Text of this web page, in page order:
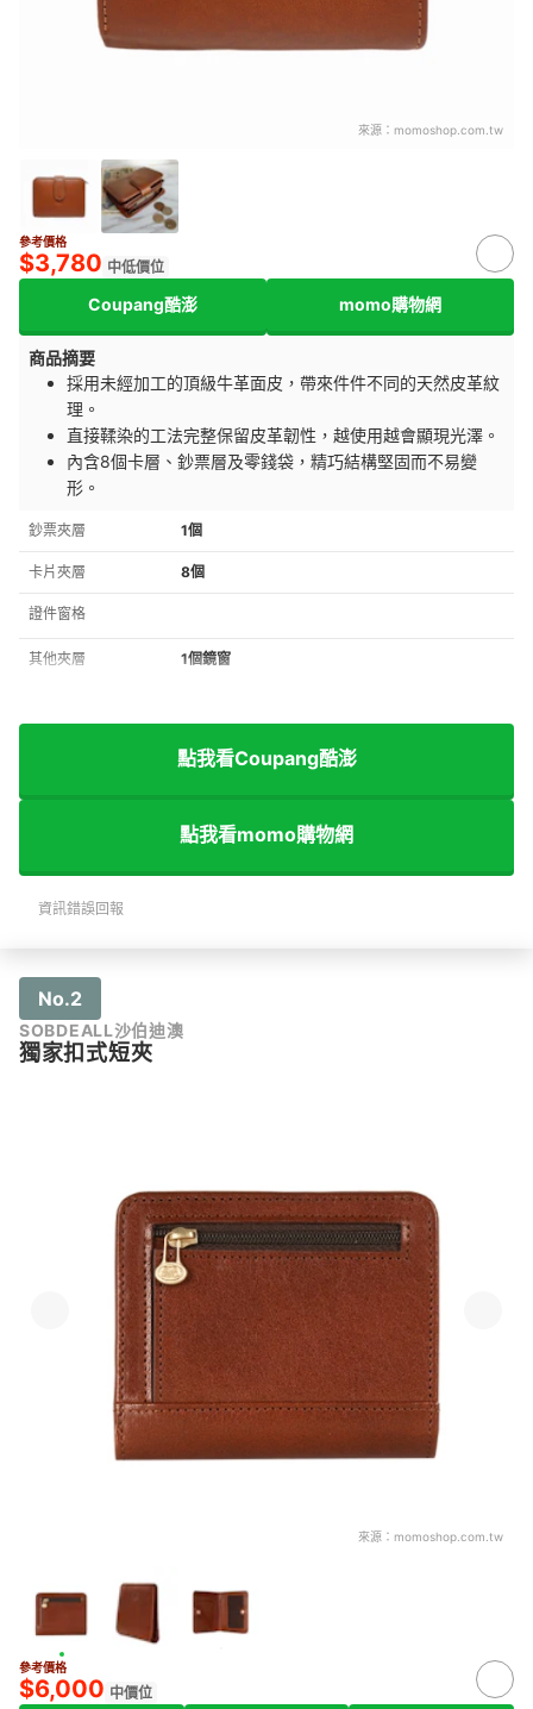
來源： momoshop.com.tw
參考價格
$3,780 中低價位
Coupang酷澎 momo購物網
商品摘要
採用未經加工的頂級牛革面皮，帶來件件不同的天然皮革紋
理。
直接鞣染的工法完整保留皮革韌性，越使用越會顯現光澤。
內含8個卡層、鈔票層及零錢袋，精巧結構堅固而不易變
形。
鈔票夾層 1個
卡片夾層 8個
證件窗格
其他夾層 1個鏡窗
點我看Coupang酷澎
點我看momo購物網
資訊錯誤回報
No.2
SOBDEALL沙伯迪澳
獨家扣式短夾
來源： momoshop.com.tw
參考價格
$6,000 中價位